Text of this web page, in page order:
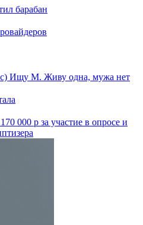
барабан
Ищу М. Живу одна, мужа нет
000 р за участие в опросе и